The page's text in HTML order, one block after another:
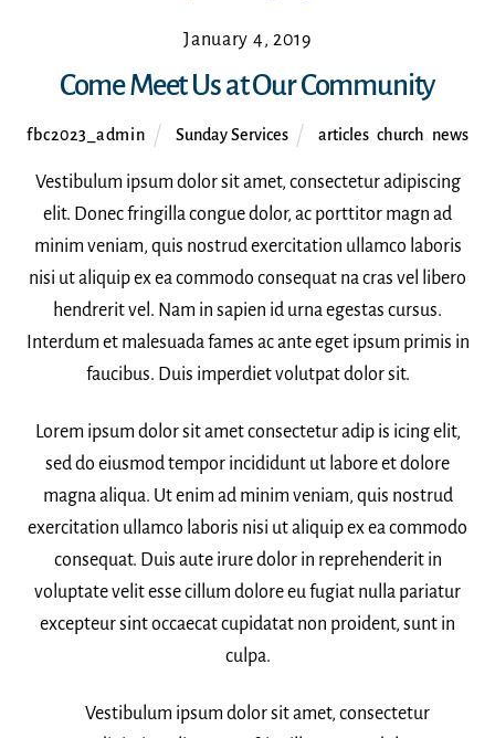
January 4, 2019
Come Meet Us at Our Community
fbc2023_admin Sunday Services articles, church news
Vestibulum ipsum dolor sit amet, consectetur adipiscing
elit. Donec fringilla congue dolor, ac porttitor magn ad
minim veniam, quis nostrud exercitation ullamco laboris
nisi ut aliquip ex ea commodo consequat na cras vel libero
hendrerit vel. Nam in sapien id urna egestas cursus.
Interdum et malesuada fames ac ante eget ipsum primis in
faucibus. Duis imperdiet volutpat dolor sit.
Lorem ipsum dolor sit amet consectetur adip is icing elit,
sed do eiusmod tempor incididunt ut labore et dolore
magna aliqua. Ut enim ad minim veniam, quis nostrud
exercitation ullamco laboris nisi ut aliquip ex ea commodo
consequat. Duis aute irure dolor in reprehenderit in
voluptate velit esse cillum dolore eu fugiat nulla pariatur
excepteur sint occaecat cupidatat non proident, sunt in
culpa.
Vestibulum ipsum dolor sit amet, consectetur